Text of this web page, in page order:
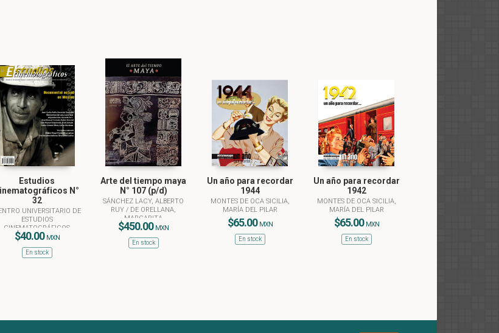
Estudios
N°
32
UNIVERSITARIO DE
ESTUDIOS
CINEMATOGRÁFICOS
$40.00 MXN
En stock
Arte del tiempo maya
N° 107 (p/d)
SÁNCHEZ LACY, ALBERTO
RUY / DE ORELLANA,
MARGARITA
$450.00 MXN
En stock
Un año para recordar
1944
MONTES DE OCA SICILIA,
MARÍA DEL PILAR
$65.00 MXN
En stock
Un año para recordar
1942
MONTES DE OCA SICILIA,
MARÍA DEL PILAR
$65.00 MXN
En stock